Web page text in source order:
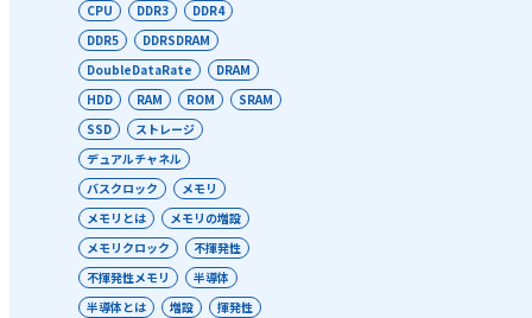
CPU DDR3
DDR4
DDR5
DDRSDRAM
DoubleDataRate
DRAM
HDD
RAM ROM
SRAM
SSD
ストレージ
デュアルチャネル
バスクロック
メモリ
メモリとは
メモリの増設
メモリクロック
不揮発性
不揮発性メモリ
半導体
半導体とは
増設
揮発性